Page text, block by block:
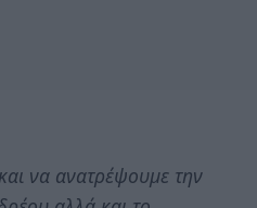
να ανατρέψουμε την